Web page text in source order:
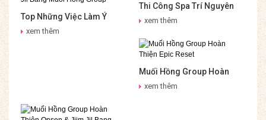
Top Những Việc Làm Ý
Nghĩa Cho Sức Khỏe –
xem thêm
Thi Công Spa Trí Nguyên
Nha Trang – Muối Hồng
xem thêm
Muối Hồng Group Hoàn
Thiện Epic Reset
xem thêm